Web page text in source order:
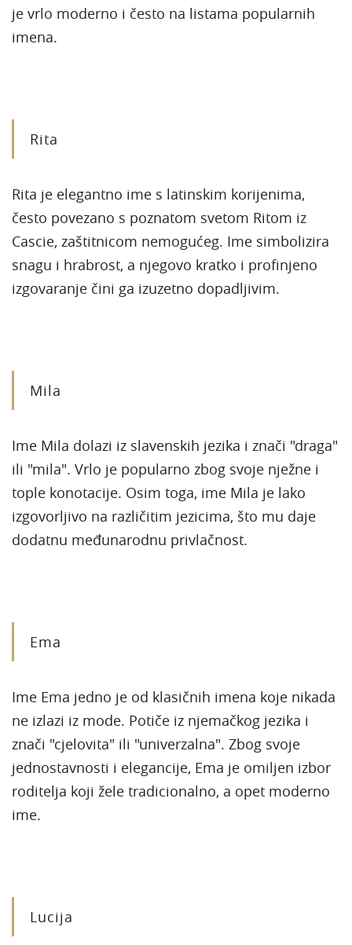
je vrlo moderno i često na listama popularnih
imena.
Rita
Rita je elegantno ime s latinskim korijenima,
često povezano s poznatom svetom Ritom iz
Cascie, zaštitnicom nemogućeg. Ime simbolizira
snagu i hrabrost, a njegovo kratko i profinjeno
izgovaranje čini ga izuzetno dopadljivim.
Mila
Ime Mila dolazi iz slavenskih jezika i znači "draga"
ili "mila". Vrlo je popularno zbog svoje nježne i
tople konotacije. Osim toga, ime Mila je lako
izgovorljivo na različitim jezicima, što mu daje
dodatnu međunarodnu privlačnost.
Ema
Ime Ema jedno je od klasičnih imena koje nikada
ne izlazi iz mode. Potiče iz njemačkog jezika i
znači "cjelovita" ili "univerzalna". Zbog svoje
jednostavnosti i elegancije, Ema je omiljen izbor
roditelja koji žele tradicionalno, a opet moderno
ime.
Lucija